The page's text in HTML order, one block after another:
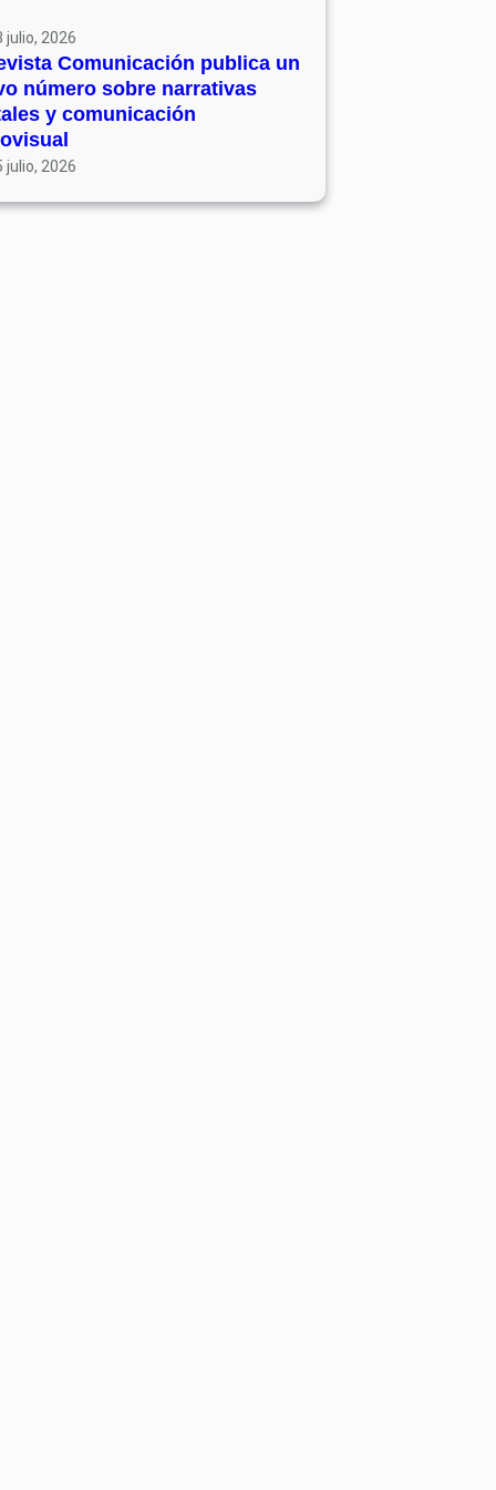
julio, 2026
Comunicación publica un
número sobre narrativas
y comunicación
julio, 2026